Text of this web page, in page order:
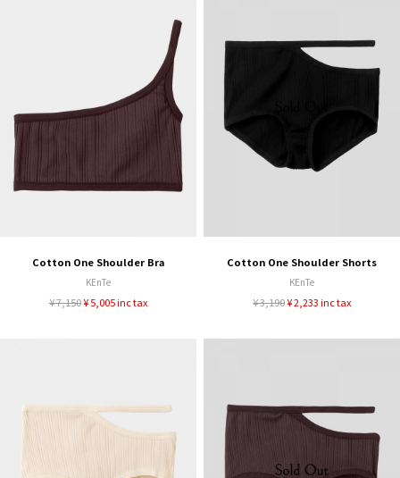
Cotton One Shoulder Bra
KEnTe
¥ 7,150¥ 5,005 inc tax
Cotton One Shoulder Shorts
KEnTe
¥ 3,190¥ 2,233 inc tax